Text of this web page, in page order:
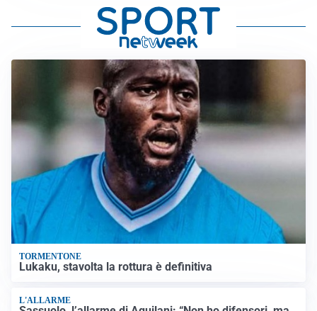
TORMENTONE
Lukaku, stavolta la rottura è definitiva
L'ALLARME